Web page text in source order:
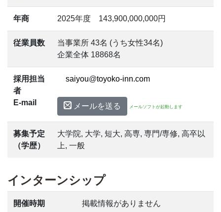
年商 2025年度 143,900,000,000円
従業員数
当事業所 43名 (うち女性34名)
企業全体 18868名
採用担当
者
E-mail
@
メールを送る メールソフトが起動します
募集予定
（学歴）
大学院, 大学, 短大, 高専, 専門/専修, 高卒以
上, 一般
インターンシップ
開催時期 掲載情報がありません